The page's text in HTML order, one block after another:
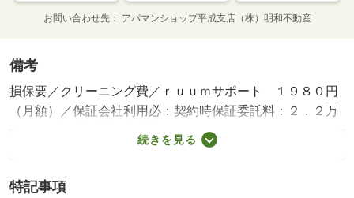
お問い合わせ先 アパマンショップ平成支店（株）明和不動産
備考
損保要／クリーニング費／ｒｕｕｍサポート １９８０円
（月額）／保証会社利用必：契約時保証委託料：２．２万
／月額保証委託料：賃料総額の２．２％又は５．５％ ※
ペット可は２．５万／２．５％／［退去時費用 退去費用
２，０００円がかかります。契約時にクリーニング費６
続きを見る
特記事項